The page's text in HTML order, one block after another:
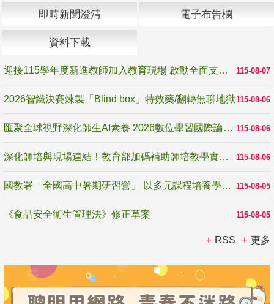
即時新聞澄清 電子布告欄
資料下載
115-08-07
迎接115學年度新進教師加入教育現場 啟動全面支持陪伴
115-08-06
2026智鐵決賽煉製「Blind box」特效藥/翻轉無聊地獄
115-08-06
匯聚全球視野深化師生AI素養 2026數位學習國際論壇高雄登場
115-08-06
深化師培與現場連結！教育部加碼補助師培教學實踐研究 10月師培國際研討會交流教學實踐經驗
115-08-05
國教署「全國高中暑期研習營」 以多元課程培養學生瞭解誠信專業與倫理價值
115-08-05
《食品安全衛生管理法》修正草案
RSS 更多